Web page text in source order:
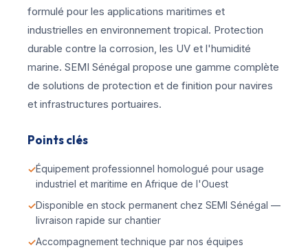
formulé pour les applications maritimes et
industrielles en environnement tropical. Protection
durable contre la corrosion, les UV et l'humidité
marine. SEMI Sénégal propose une gamme complète
de solutions de protection et de finition pour navires
et infrastructures portuaires.
Points clés
Équipement professionnel homologué pour usage
industriel et maritime en Afrique de l'Ouest
Disponible en stock permanent chez SEMI Sénégal —
livraison rapide sur chantier
Accompagnement technique par nos équipes